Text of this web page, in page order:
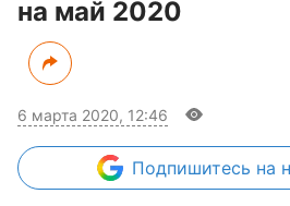
на май 2020
6 марта 2020, 12:46
Подпишитесь на